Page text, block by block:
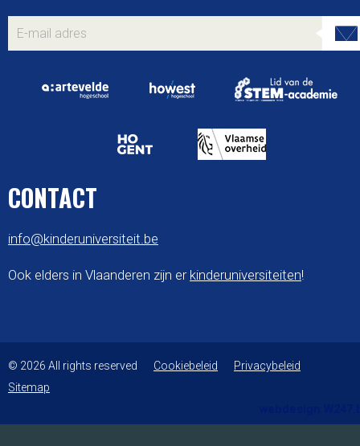
CONTACT
info@kinderuniversiteit.be
Ook elders in Vlaanderen zijn er kinderuniversiteiten!
© 2026 All rights reserved Cookiebeleid
Privacybeleid
Sitemap